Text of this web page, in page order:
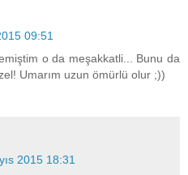
09:51
o da meşakkatli... Bunu da
Umarım uzun ömürlü olur ;))
2015 18:31